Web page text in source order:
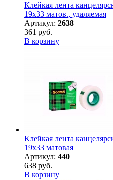
Клейкая лента
19х33 матов., удаляемая
Артикул: 2638
361 руб.
В корзину
Клейкая лента
19х33 матовая
Артикул: 440
638 руб.
В корзину